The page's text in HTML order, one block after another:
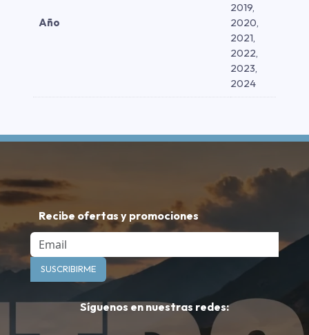
Año
2019,
2020,
2021,
2022,
2023,
2024
Recibe ofertas y promociones
Email
SUSCRIBIRME
Síguenos en nuestras redes: